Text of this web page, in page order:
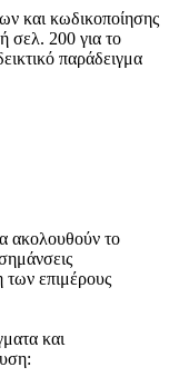
και κωδικοποίησης
σελ. 200 για το
παράδειγμα
ακολουθούν το
των επιμέρους
και